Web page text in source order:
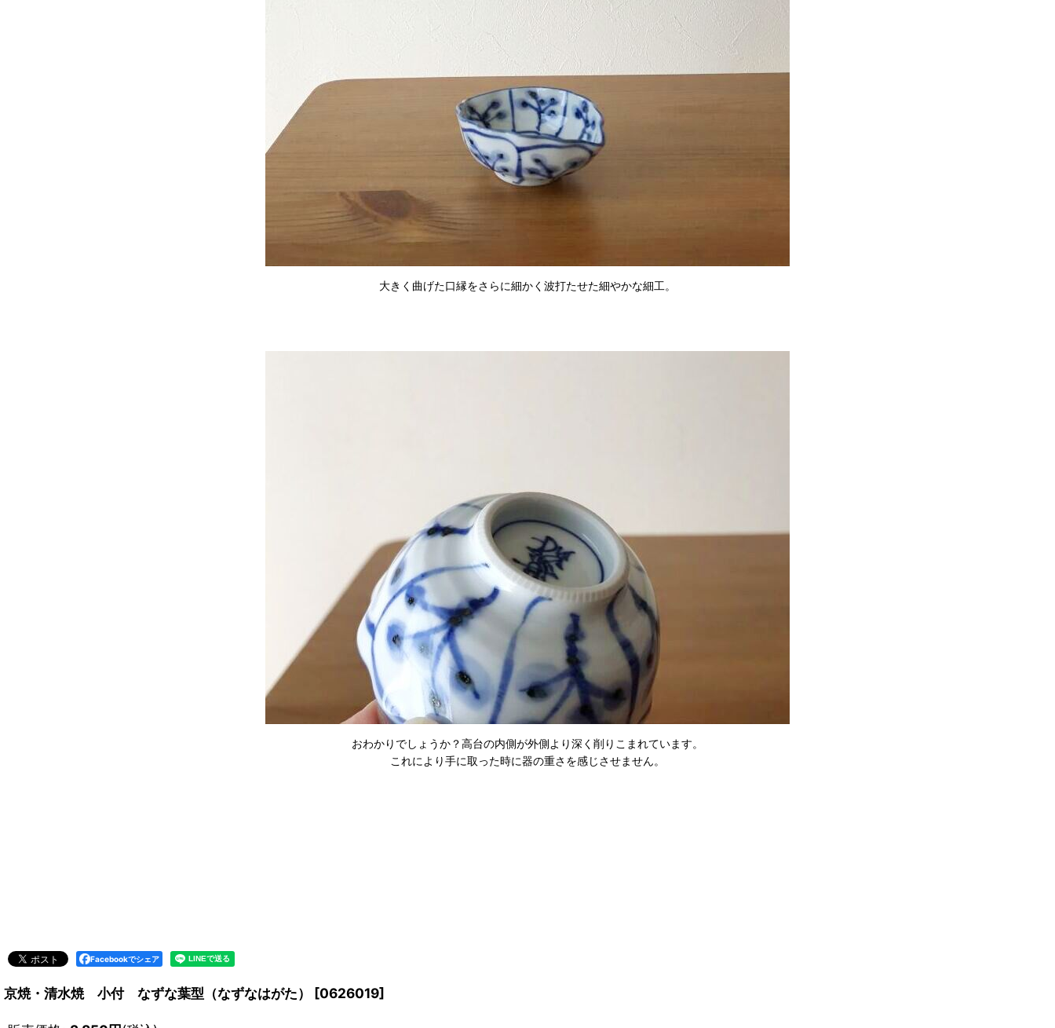
大きく曲げた口縁をさらに細かく波打たせた細やかな細工。
おわかりでしょうか？高台の内側が外側より深く削りこまれています。
これにより手に取った時に器の重さを感じさせません。
Facebookでシェア
京焼・清水焼 小付 なずな葉型（なずなはがた） [0626019]